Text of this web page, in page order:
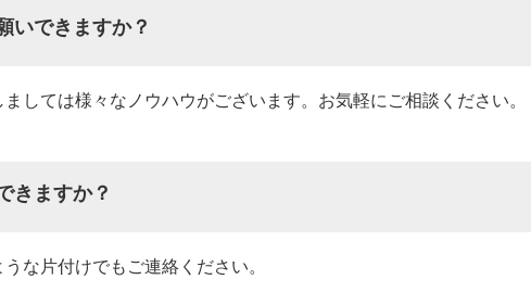
いできますか？
しては様々なノウハウがございます。お気軽にご相談ください。
きますか？
な片付けでもご連絡ください。